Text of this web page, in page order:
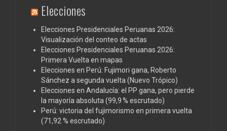
Elecciones
Elecciones Presidenciales Peruanas 2026:
Visualización del conteo de actas
Elecciones Presidenciales Peruanas 2026:
Primera Vuelta en mapas
Elecciones en Perú: Fujimori gana, Roberto
Sánchez a segunda vuelta (Nuevo Trópico)
Elecciones en Andalucía: el PP gana, pero pierde
la mayoría absoluta (99,9 % escrutado)
Perú: victoria del fujimorismo en primera vuelta
(71,92 % escrutado)